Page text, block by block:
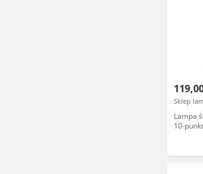
Sklep
Lampa
10-